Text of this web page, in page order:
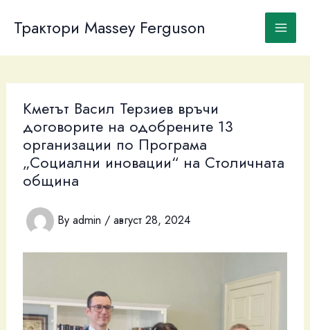
content
Трактори Massey Ferguson
Кметът Васил Терзиев връчи
договорите на одобрените 13
организации по Програма
„Социални иновации“ на Столичната
община
By admin / август 28, 2024